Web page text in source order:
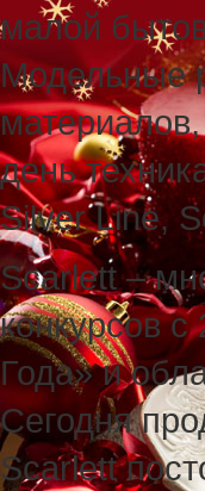
малой
Модельные
день
Silver Line,
Scarlett –
конкурсов
Года» и
Сегодня
Scarlett